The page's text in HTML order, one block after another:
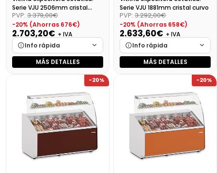
Serie VJU 2506mm cristal
curvo
PVP: 3.379,00€
-20% (Ahorras 676€)
2.703,20€ + IVA
Info rápida
Marca
Cargando…
Cargando…
Disponibilidad
Cargando…
Precio final (+21%)3270,87 €
MÁS DETALLES
Serie VJU 1881mm cristal curvo
PVP: 3.292,00€
-20% (Ahorras 658€)
2.633,60€ + IVA
Info rápida
Marca
Cargando…
Cargando…
Disponibilidad
Cargando…
Precio final (+21%)3186,66 €
MÁS DETALLES
-20% -20%